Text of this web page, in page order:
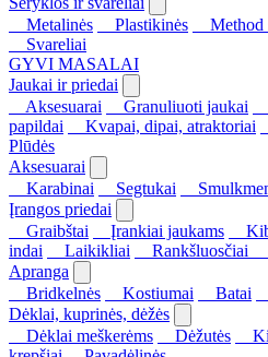
Metalinės
Plastikinės Method
Svareliai
GYVI MASALAI
Jaukai ir priedai
Aksesuarai
Granuliuoti jaukai
papildai
Kvapai, dipai, atraktoriai
Plūdės
Aksesuarai
Karabinai
Segtukai
Įrangos priedai
Graibštai
Įrankiai jaukams
indai
Laikikliai Rankšluosčiai
Apranga
Bridkelnės
Kostiumai Batai
Dėklai, kuprinės, dėžės
Dėklai meškerėms
Dėžutės